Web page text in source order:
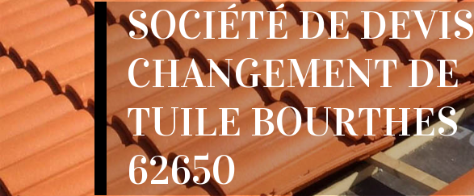
SOCIÉTÉ DE DEVIS
CHANGEMENT DE
TUILE BOURTHES
62650